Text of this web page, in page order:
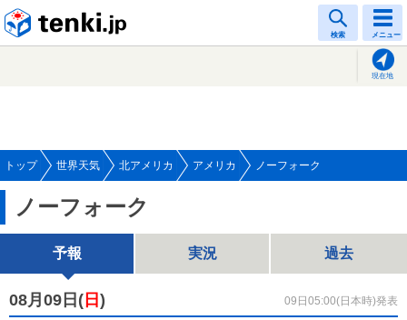
検索 メニュー
現在地
トップ 世界天気 北アメリカ アメリカ ノーフォーク
ノーフォーク
予報 実況 過去
08月09日( 日 ) 09日05:00(日本時)発表